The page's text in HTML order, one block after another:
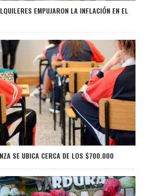
EMPUJARON LA INFLACIÓN EN EL
SE UBICA CERCA DE LOS $700.000